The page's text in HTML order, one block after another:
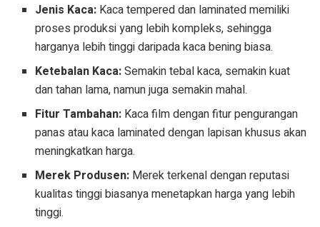
Jenis Kaca: Kaca tempered dan laminated memiliki
proses produksi yang lebih kompleks, sehingga
harganya lebih tinggi daripada kaca bening biasa.
Ketebalan Kaca:Semakin tebal kaca, semakin kuat
dan tahan lama, namun juga semakin mahal.
Fitur Tambahan: Kaca film dengan fitur pengurangan
panas atau kaca laminated dengan lapisan khusus akan
meningkatkan harga.
Merek Produsen: Merek terkenal dengan reputasi
kualitas tinggi biasanya menetapkan harga yang lebih
tinggi.